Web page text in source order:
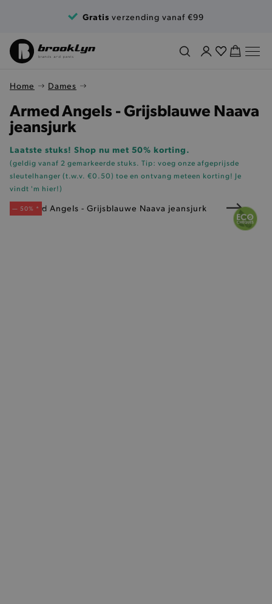
Gratis verzending vanaf €99
Home Dames
Armed Angels - Grijsblauwe Naava
jeansjurk
Laatste stuks! Shop nu met 50% korting.
(geldig vanaf 2 gemarkeerde stuks. Tip: voeg onze afgeprijsde
sleutelhanger (t.w.v. €0.50) toe en ontvang meteen korting! Je
vindt 'm hier!)
— 50% *